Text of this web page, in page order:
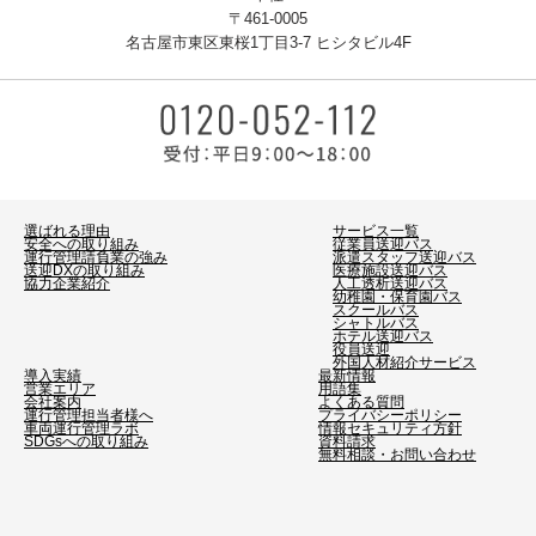
選ばれる理由
安全への取り組み
運行管理請負業の強み
送迎DXの取り組み
協力企業紹介
サービス一覧
従業員送迎バス
派遣スタッフ送迎バス
医療施設送迎バス
人工透析送迎バス
幼稚園・保育園バス
スクールバス
シャトルバス
ホテル送迎バス
役員送迎
外国人材紹介サービス
導入実績
営業エリア
会社案内
運行管理担当者様へ
車両運行管理ラボ
SDGsへの取り組み
最新情報
用語集
よくある質問
プライバシーポリシー
情報セキュリティ方針
資料請求
無料相談・お問い合わせ
〒461-0005
名古屋市東区東桜1丁目3-7 ヒシタビル4F